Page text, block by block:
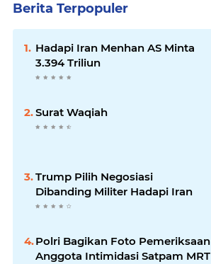
Berita Terpopuler
Hadapi Iran Menhan AS Minta
3.394 Triliun
Surat Waqiah
Trump Pilih Negosiasi
Dibanding Militer Hadapi Iran
Polri Bagikan Foto Pemeriksaan
Anggota Intimidasi Satpam MRT